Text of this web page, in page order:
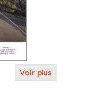
Voir plus